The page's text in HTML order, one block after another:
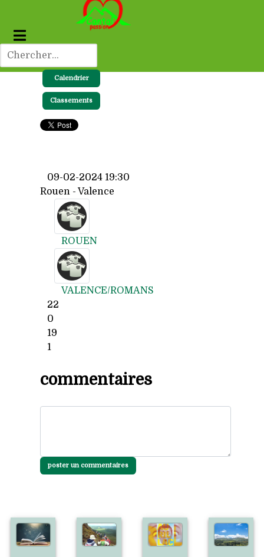
Calendrier
Classements
09-02-2024 19:30
Rouen - Valence
ROUEN
VALENCE/ROMANS
22
0
19
1
commentaires
poster un commentaires